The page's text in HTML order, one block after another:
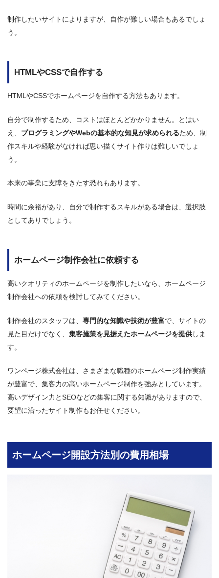
制作したいサイトによりますが、自作が難しい場合もあるでしょ
う。
HTMLやCSSで自作する
HTMLやCSSでホームページを自作する方法もあります。
自分で制作するため、コストはほとんどかかりません。とはい
え、 プログラミングやWebの基本的な知見が求められるため、制
作スキルや経験がなければ思い描くサイト作りは難しいでしょ
う。
本来の事業に支障をきたす恐れもあります。
時間に余裕があり、自分で制作するスキルがある場合は、選択肢
としてありでしょう。
ホームページ制作会社に依頼する
高いクオリティのホームページを制作したいなら、ホームページ
制作会社への依頼を検討してみてください。
制作会社のスタッフは、 専門的な知識や技術が豊富で、サイトの
見た目だけでなく、 集客施策を見据えたホームページを提供しま
す。
ワンページ株式会社は、さまざまな職種のホームページ制作実績
が豊富で、集客力の高いホームページ制作を強みとしています。
高いデザイン力とSEOなどの集客に関する知識がありますので、
要望に沿ったサイト制作もお任せください。
ホームページ開設方法別の費用相場